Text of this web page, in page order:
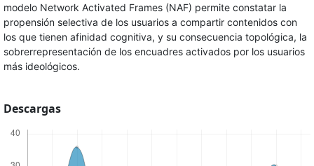
modelo Network Activated Frames (NAF) permite constatar la
propensión selectiva de los usuarios a compartir contenidos con
los que tienen afinidad cognitiva, y su consecuencia topológica, la
sobrerrepresentación de los encuadres activados por los usuarios
más ideológicos.
Descargas